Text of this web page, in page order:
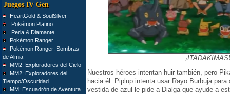
Juegos IV Gen
HeartGold & SoulSilver
Pokémon Platino
Perla & Diamante
Pokémon Ranger
Pokémon Ranger: Sombras
de Almia
MM2: Exploradores del Cielo
MM2: Exploradores del
Tiempo/Oscuridad
MM: Escuadrón de Aventura
Nuestros héroes intentan huir también, pero
hacia él. Piplup intenta usar Rayo Burbuja
vestida de azul le pide a Dialga que ayude a